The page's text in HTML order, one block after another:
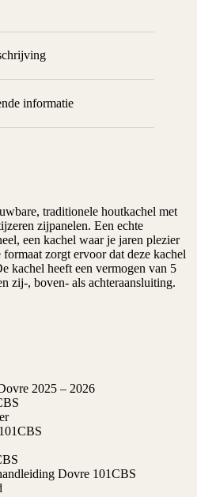
informatie
traditionele houtkachel met
zijpanelen. Een echte
een kachel waar je jaren plezier
zorgt ervoor dat deze kachel
kachel heeft een vermogen van 5
zij-, boven- als achteraansluiting.
2025 – 2026
Dovre 101CBS